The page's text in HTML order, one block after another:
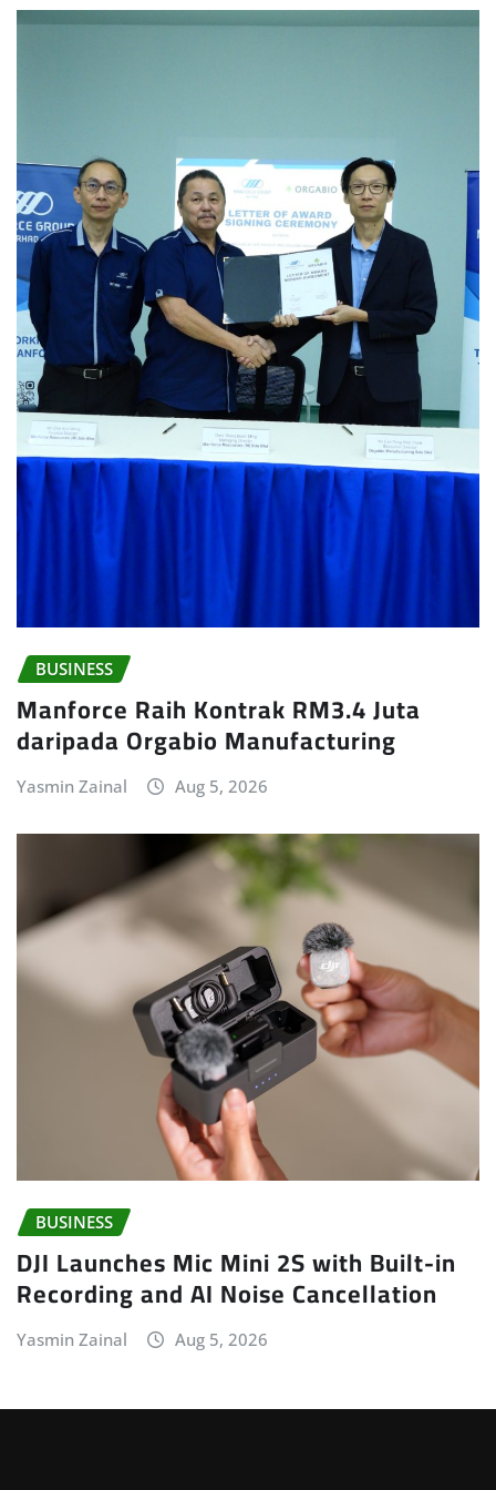
BUSINESS
Manforce Raih Kontrak RM3.4 Juta
daripada Orgabio Manufacturing
Yasmin Zainal Aug 5, 2026
BUSINESS
DJI Launches Mic Mini 2S with Built-in
Recording and AI Noise Cancellation
Yasmin Zainal Aug 5, 2026